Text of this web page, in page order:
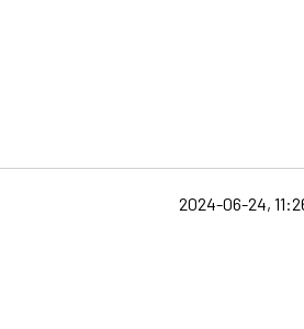
2024-06-24,